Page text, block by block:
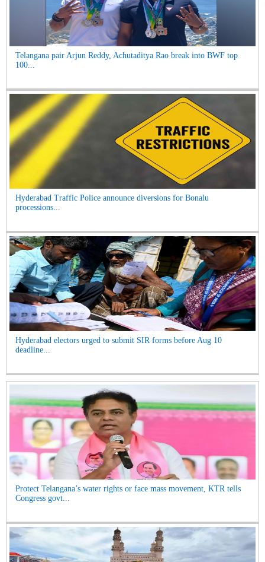
Telangana pair Arjun Reddy, Achutaditya Rao break into BWF top
100...
Hyderabad Traffic Police announce diversions for Bonalu
processions...
Hyderabad electors urged to submit SIR forms before Aug 10
deadline...
Protect Telangana’s water rights or face mass movement, KTR tells
Congress govt...